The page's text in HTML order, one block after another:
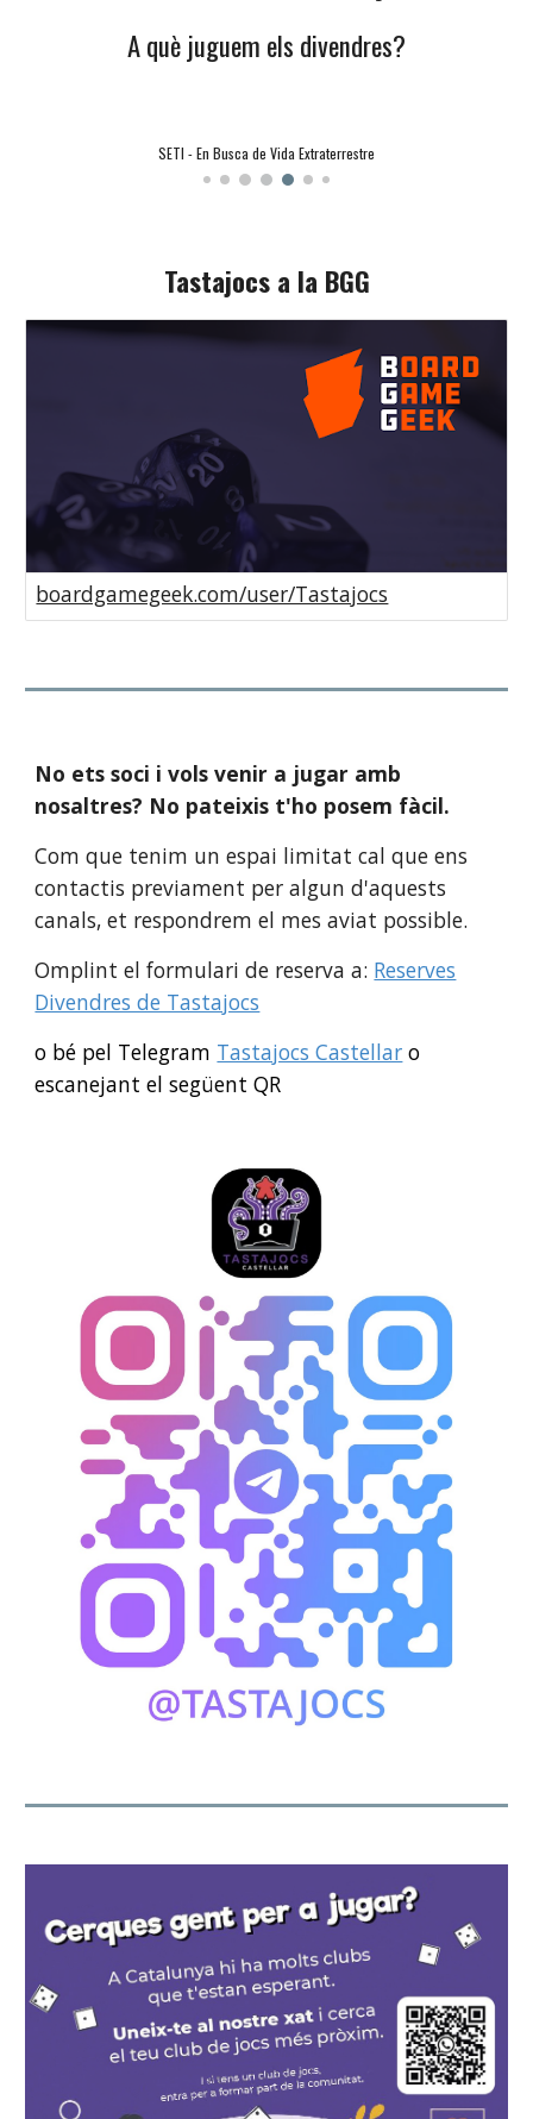
A què juguem els divendres?
SETI - En Busca de Vida Extraterrestre
Tastajocs a la BGG
boardgamegeek.com/user/Tastajocs
No ets soci i vols venir a jugar amb
nosaltres? No pateixis t'ho posem fàcil.
Com que tenim un espai limitat cal que ens
contactis previament per algun d'aquests
canals, et respondrem el mes aviat possible.
Omplint el formulari de reserva a: Reserves
Divendres de Tastajocs
o bé pel Telegram Tastajocs Castellar o
escanejant el següent QR